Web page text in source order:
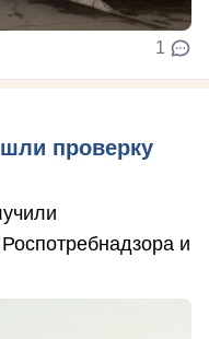
1
проверку
и